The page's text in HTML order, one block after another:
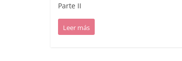
Parte II
Leer más